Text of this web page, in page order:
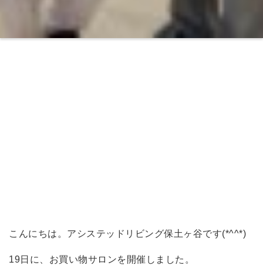
こんにちは。アシステッドリビング保土ヶ谷です(*^^*)
19日に、お買い物サロンを開催しました。